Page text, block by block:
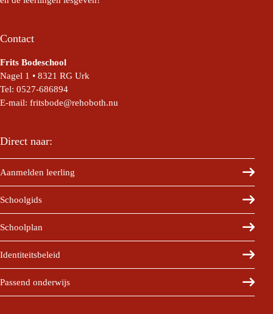
Direct naar:
Aanmelden leerling
Schoolgids
Schoolplan
Identiteitsbeleid
Passend onderwijs
Contact
Frits Bodeschool
Nagel 1 • 8321 RG Urk
Tel: 0527-686894
E-mail: fritsbode@rehoboth.nu